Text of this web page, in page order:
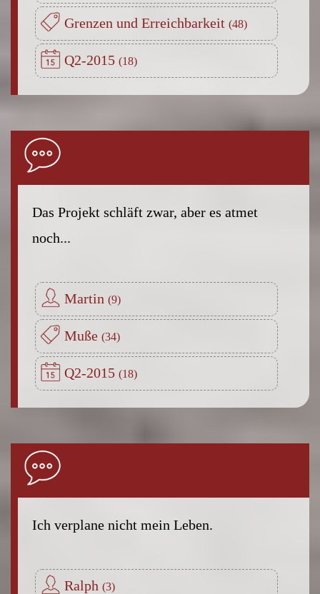
Grenzen und Erreichbarkeit
Q2-2015
Das Projekt schläft zwar, aber es atmet
noch...
Martin
Muße
Q2-2015
Ich verplane nicht mein Leben.
Ralph